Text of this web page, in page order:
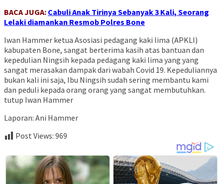
BACA JUGA: Cabuli Anak Tirinya Sebanyak 3 Kali, Seorang
Lelaki diamankan Resmob Polres Bone
Iwan Hammer ketua Asosiasi pedagang kaki lima (APKLI)
kabupaten Bone, sangat berterima kasih atas bantuan dan
kepedulian Ningsih kepada pedagang kaki lima yang yang
sangat merasakan dampak dari wabah Covid 19. Kepeduliannya
bukan kali ini saja, Ibu Ningsih sudah sering membantu kami
dan peduli kepada orang orang yang sangat membutuhkan.
tutup Iwan Hammer
Laporan: Ani Hammer
Post Views: 969